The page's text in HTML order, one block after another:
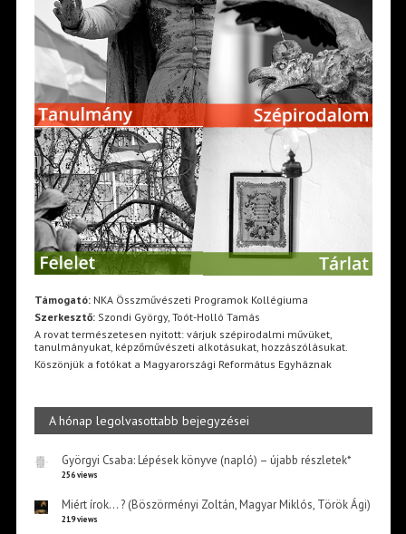
Támogató:NKA Összművészeti Programok Kollégiuma
Szerkesztő:Szondi György, Toót-Holló Tamás
A rovat természetesen nyitott: várjuk szépirodalmi művüket,
tanulmányukat, képzőművészeti alkotásukat, hozzászólásukat.
Köszönjük a fotókat a Magyarországi Református Egyháznak
A hónap legolvasottabb bejegyzései
Györgyi Csaba: Lépések könyve (napló) – újabb részletek*
256 views
Miért írok… ? (Böszörményi Zoltán, Magyar Miklós, Török Ági)
219 views